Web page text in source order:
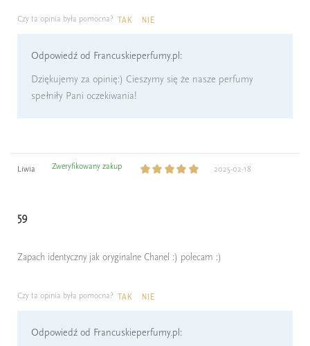
Czy ta opinia była pomocna? TAK NIE
Odpowiedź od Francuskieperfumy.pl:
Dziękujemy za opinię:) Cieszymy się że nasze perfumy
spełniły Pani oczekiwania!
Liwia Zweryfikowany zakup 2025-02-18
59
Zapach identyczny jak oryginalne Chanel :) polecam :)
Czy ta opinia była pomocna? TAK NIE
Odpowiedź od Francuskieperfumy.pl: